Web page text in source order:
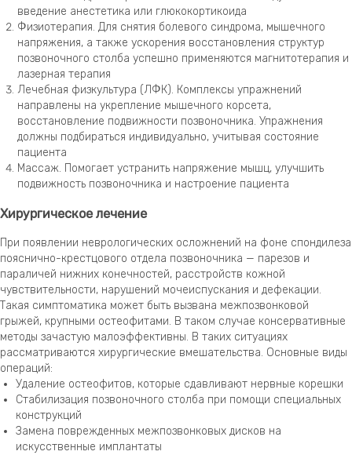
введение анестетика или глюкокортикоида
Физиотерапия. Для снятия болевого синдрома, мышечного
напряжения, а также ускорения восстановления структур
позвоночного столба успешно применяются магнитотерапия и
лазерная терапия
Лечебная физкультура (ЛФК). Комплексы упражнений
направлены на укрепление мышечного корсета,
восстановление подвижности позвоночника. Упражнения
должны подбираться индивидуально, учитывая состояние
пациента
Массаж. Помогает устранить напряжение мышц, улучшить
подвижность позвоночника и настроение пациента
Хирургическое лечение
При появлении неврологических осложнений на фоне спондилеза
пояснично-крестцового отдела позвоночника — парезов и
параличей нижних конечностей, расстройств кожной
чувствительности, нарушений мочеиспускания и дефекации.
Такая симптоматика может быть вызвана межпозвонковой
грыжей, крупными остеофитами. В таком случае консервативные
методы зачастую малоэффективны. В таких ситуациях
рассматриваются хирургические вмешательства. Основные виды
операций:
Удаление остеофитов, которые сдавливают нервные корешки
Стабилизация позвоночного столба при помощи специальных
конструкций
Замена поврежденных межпозвонковых дисков на
искусственные имплантаты